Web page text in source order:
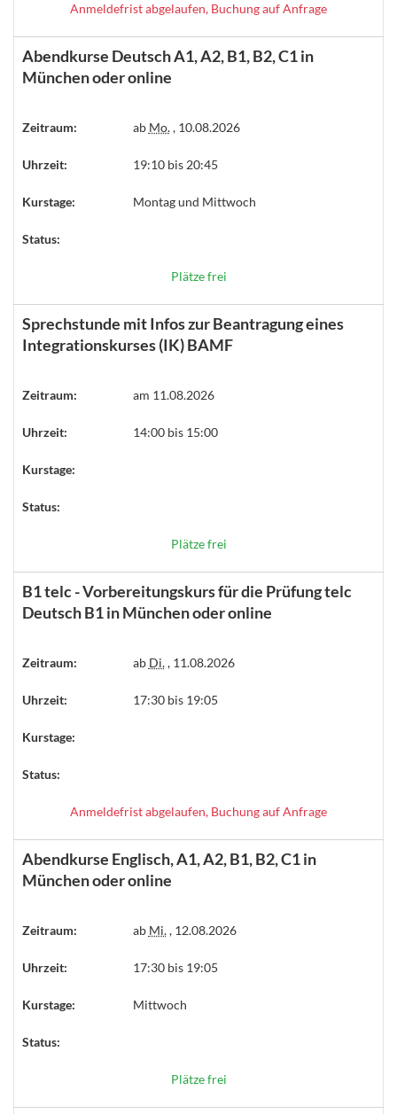
Anmeldefrist abgelaufen, Buchung auf Anfrage
Abendkurse Deutsch A1, A2, B1, B2, C1 in
München oder online
Zeitraum: ab Mo., 10.08.2026
Uhrzeit: 19:10 bis 20:45
Kurstage: Montag und Mittwoch
Status:
Plätze frei
Sprechstunde mit Infos zur Beantragung eines
Integrationskurses (IK) BAMF
Zeitraum: am 11.08.2026
Uhrzeit: 14:00 bis 15:00
Kurstage:
Status:
Plätze frei
B1 telc - Vorbereitungskurs für die Prüfung telc
Deutsch B1 in München oder online
Zeitraum: ab Di., 11.08.2026
Uhrzeit: 17:30 bis 19:05
Kurstage:
Status:
Anmeldefrist abgelaufen, Buchung auf Anfrage
Abendkurse Englisch, A1, A2, B1, B2, C1 in
München oder online
Zeitraum: ab Mi., 12.08.2026
Uhrzeit: 17:30 bis 19:05
Kurstage: Mittwoch
Status:
Plätze frei